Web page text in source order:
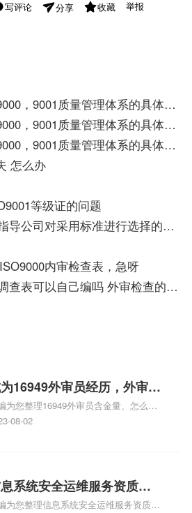
写评论 分享 收藏 举报
我想要一份完整ISO9000，9001质量管理体系的具体内容像书籍一样的,请发976841437@qq.com
我想要一份完整ISO9000，9001质量管理体系的具体内容像书籍一样的,请发给我~
我想要一份完整ISO9000，9001质量管理体系的具体内容像书籍一样的,请发542155224@qq.com 感激不尽！！！
怎么办
等级证的问题
ISO9000系列标准中指导公司对采用标准进行选择的是？
内审检查表，急呀
ISO9000顾客满意度调查表可以自己编吗 外审检查的出吗
16949外审员经历，外审员
为您整理16949外审员含金量、怎么才
为注册的TS16949:2009的外审员、我
08-02
系统安全运维服务资质二
用，信息系统安全运维服
为您整理信息系统安全运维服务资质认